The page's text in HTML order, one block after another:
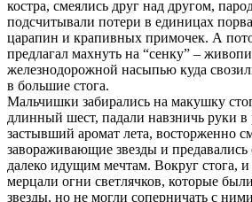
костра, смеялись друг над другом,
подсчитывали потери в единицах
царапин и крапивных примочек. А
предлагал махнуть на “сенку” –
железнодорожной насыпью куда
в большие стога.
Мальчишки забирались на макушку
длинный шест, падали навзничь руки в
застывший аромат лета, восторженно
завораживающие звезды и
далеко идущим мечтам. Вокруг стога,
мерцали огни светлячков, которые
звезды, но не могли соперничать с